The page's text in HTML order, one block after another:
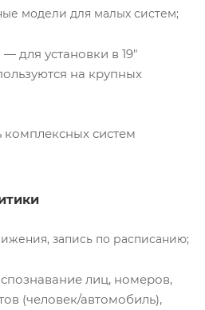
модели для малых систем;
для установки в 19″
на крупных
систем
запись по расписанию;
лиц, номеров,
(человек/автомобиль),